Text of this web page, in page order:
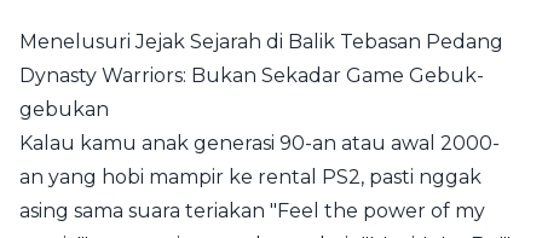
Menelusuri Jejak Sejarah di Balik Tebasan Pedang
Dynasty Warriors: Bukan Sekadar Game Gebuk-
gebukan
Kalau kamu anak generasi 90-an atau awal 2000-
an yang hobi mampir ke rental PS2, pasti nggak
asing sama suara teriakan "Feel the power of my